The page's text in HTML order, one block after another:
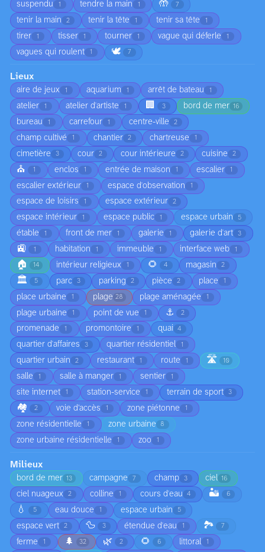
suspendu 1 tendre la main 1 🤲 7
tenir la main 2 tenir la tête 1 tenir sa tête 1
tirer 1 tisser 1 tourner 1 vague qui déferle 1
vagues qui roulent 1 🕊️ 7
Lieux
aire de jeux 1 aquarium 1 arrêt de bateau 1
atelier 1 atelier d'artiste 1 🏢 3 bord de mer 16
bureau 1 carrefour 1 centre-ville 2
champ cultivé 1 chantier 2 chartreuse 1
cimetière 3 cour 2 cour intérieure 2 cuisine 2
⛪ 1 enclos 1 entrée de maison 1 escalier 1
escalier extérieur 1 espace d'observation 1
espace de loisirs 1 espace extérieur 2
espace intérieur 1 espace public 1 espace urbain 5
étable 1 front de mer 1 galerie 1 galerie d'art 3
🚉 1 habitation 1 immeuble 1 interface web 1
🏠 14 intérieur religieux 1 🌻 4 magasin 2
🏛️ 5 parc 3 parking 2 pièce 2 place 1
place urbaine 1 plage 28 plage aménagée 1
plage urbaine 1 point de vue 1 ⚓ 2
promenade 1 promontoire 1 quai 4
quartier d'affaires 3 quartier résidentiel 1
quartier urbain 2 restaurant 1 route 1 🛣️ 10
salle 1 salle à manger 1 sentier 1
site internet 1 station-service 1 terrain de sport 3
🏘️ 2 voie d’accès 1 zone piétonne 1
zone résidentielle 1 zone urbaine 8
zone urbaine résidentielle 1 zoo 1
Milieux
bord de mer 13 campagne 7 champ 3 ciel 16
ciel nuageux 2 colline 1 cours d'eau 4 🏜️ 6
💧 5 eau douce 1 espace urbain 5
espace vert 2 🦆 3 étendue d'eau 1 🏞️ 7
ferme 1 🌲 32 🌿 2 🌻 6 littoral 1